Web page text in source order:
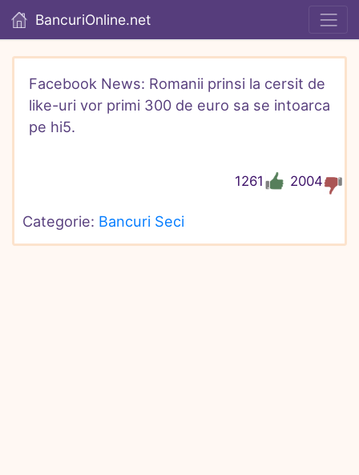
BancuriOnline.net
Facebook News: Romanii prinsi la cersit de
like-uri vor primi 300 de euro sa se intoarca
pe hi5.
2004
1261
Categorie: Bancuri Seci